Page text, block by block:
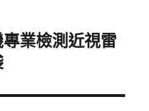
業檢測近視雷